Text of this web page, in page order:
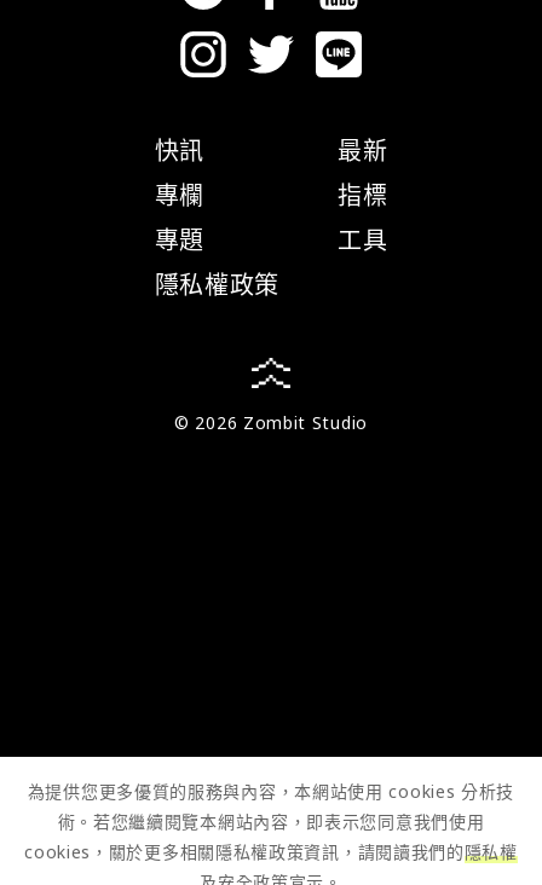
快訊
專欄
專題
隱私權政策
最新
指標
工具
© 2026 Zombit Studio
為提供您更多優質的服務與內容，本網站使用 cookies 分析技
術。若您繼續閱覽本網站內容，即表示您同意我們使用
cookies，關於更多相關隱私權政策資訊，請閱讀我們的隱私權